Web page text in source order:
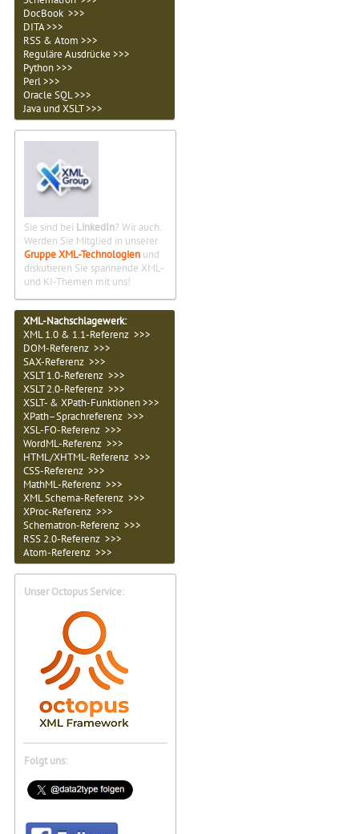
DocBook >>>
DITA >>>
RSS & Atom >>>
Reguläre Ausdrücke >>>
Python >>>
Perl >>>
Oracle SQL >>>
Java und XSLT >>>
Sie sind bei LinkedIn? Wir auch.
Werden Sie Mitglied in unserer
Gruppe XML-Technologien und
diskutieren Sie spannende XML-
und KI-Themen mit uns!
XML-Nachschlagewerk:
XML 1.0 & 1.1-Referenz >>>
DOM-Referenz >>>
SAX-Referenz >>>
XSLT 1.0-Referenz >>>
XSLT 2.0-Referenz >>>
XSLT- & XPath-Funktionen >>>
XPath–Sprachreferenz >>>
XSL-FO-Referenz >>>
WordML-Referenz >>>
HTML/XHTML-Referenz >>>
CSS-Referenz >>>
MathML-Referenz >>>
XML Schema-Referenz >>>
XProc-Referenz >>>
Schematron-Referenz >>>
RSS 2.0-Referenz >>>
Atom-Referenz >>>
Unser Octopus Service:
Folgt uns: